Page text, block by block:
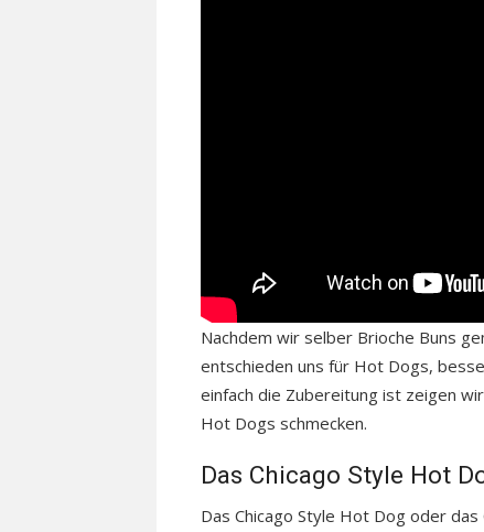
Nachdem wir selber Brioche Buns
entschieden uns für Hot Dogs,
einfach die Zubereitung ist zeigen
Hot Dogs schmecken.
Das Chicago Style Hot
Das Chicago Style Hot Dog oder das